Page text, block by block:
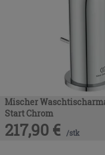
Mischer
Start Chrom
217,90 € /stk